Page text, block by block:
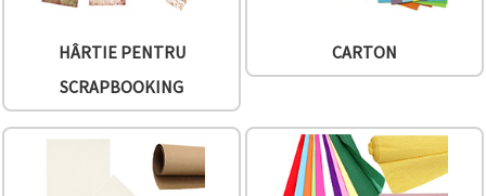
traficul și a
reclame
HÂRTIE PENTRU
SCRAPBOOKING
CARTON